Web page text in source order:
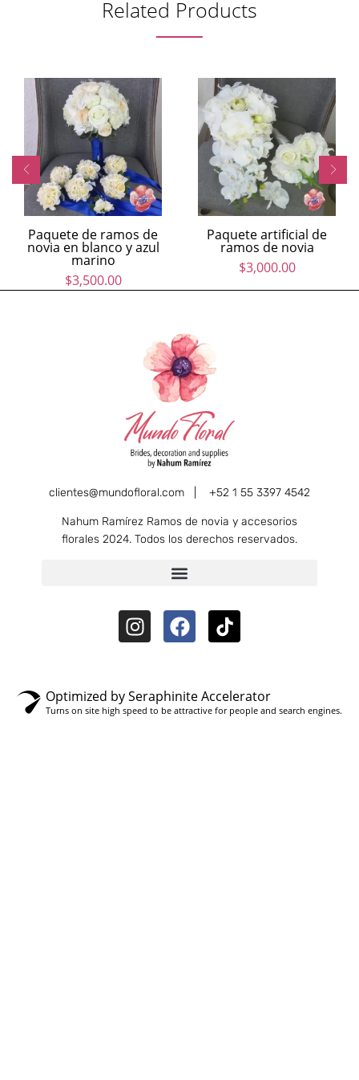
Related Products
Paquete de ramos de
novia en blanco y azul
marino
$3,500.00
Paquete artificial de
ramos de novia
$3,000.00
clientes@mundofloral.com | +52 1 55 3397 4542
Nahum Ramírez Ramos de novia y accesorios
florales 2024. Todos los derechos reservados.
Optimized by Seraphinite Accelerator
Turns on site high speed to be attractive for people and search engines.